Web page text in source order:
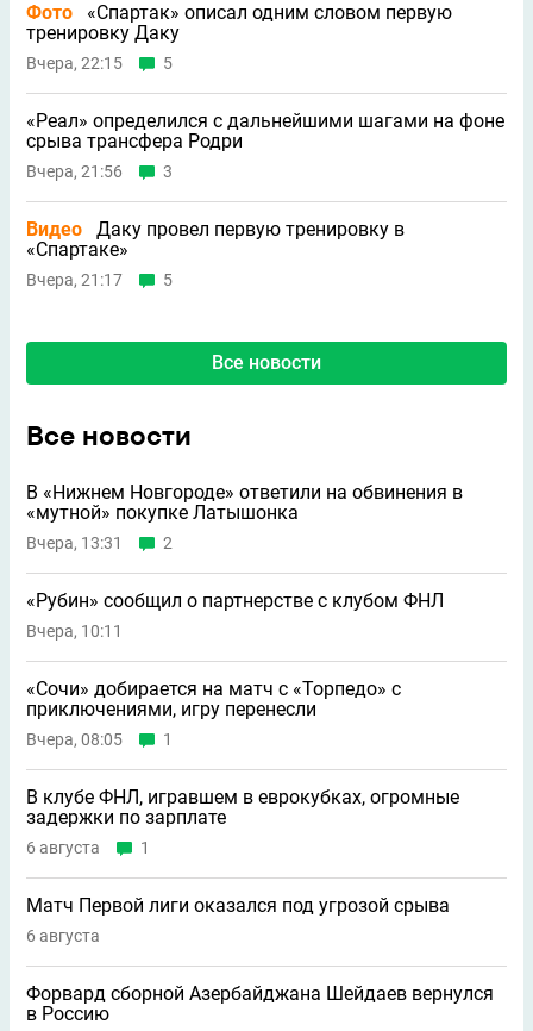
Фото
«Спартак» описал одним словом первую
тренировку Даку
Вчера, 22:15 5
«Реал» определился с дальнейшими шагами на фоне
срыва трансфера Родри
Вчера, 21:56 3
Видео
Даку провел первую тренировку в
«Спартаке»
Вчера, 21:17 5
Все новости
Все новости
В «Нижнем Новгороде» ответили на обвинения в
«мутной» покупке Латышонка
Вчера, 13:31 2
«Рубин» сообщил о партнерстве с клубом ФНЛ
Вчера, 10:11
«Сочи» добирается на матч с «Торпедо» с
приключениями, игру перенесли
Вчера, 08:05 1
В клубе ФНЛ, игравшем в еврокубках, огромные
задержки по зарплате
6 августа 1
Матч Первой лиги оказался под угрозой срыва
6 августа
Форвард сборной Азербайджана Шейдаев вернулся
в Россию